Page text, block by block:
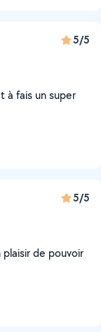
5/5
à fais un super
5/5
de pouvoir